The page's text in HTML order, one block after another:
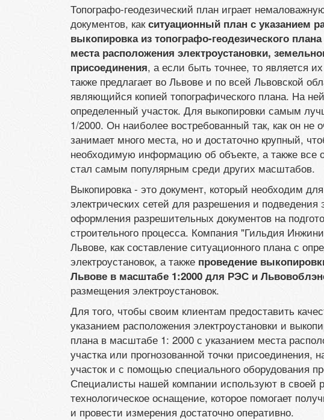
Топографо-геодезический план играет
документов, какситуационный план с указанием
выкопировка из топографо-геодезического
места расположения электроустановки,
присоединения, а если быть точнее, то является
также предлагает во Львове и по всей Львовской
являющийся копией топографического плана. На
определенный участок. Для выкопировки самым
1/2000. Он наиболее востребованный так, как он не
занимает много места, но и достаточно крупный,
необходимую информацию об объекте, а также все
стал самым популярным среди других масштабов.
Выкопировка - это документ, который необходим
электрических сетей для разрешения и подведения
оформления разрешительных документов на
строительного процесса. Компания "Гильдия
Львове, как составление ситуационного плана с
электроустановок, а также проведение
Львове в масштабе 1:2000 для РЭС и
размещения электроустановок.
Для того, чтобы своим клиентам предоставить
указанием расположения электроустановки и
плана в масштабе 1: 2000 с указанием места
участка или прогнозованной точки
участок и с помощью специального оборудования
Специалисты нашей компании используют в своей
технологическое оснащение, которое помогает
и провести измерения достаточно оперативно.